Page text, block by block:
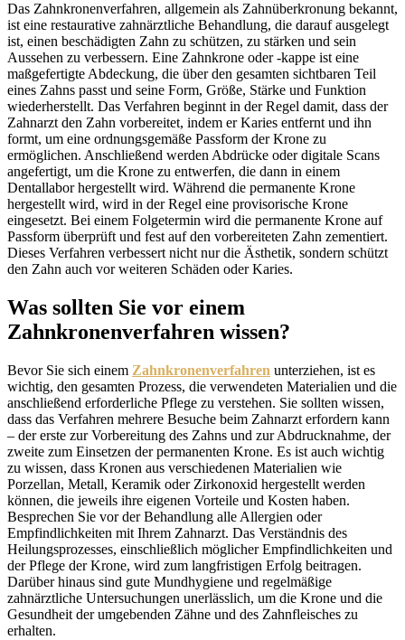
Das Zahnkronenverfahren, allgemein als Zahnüberkronung bekannt,
ist eine restaurative zahnärztliche Behandlung, die darauf ausgelegt
ist, einen beschädigten Zahn zu schützen, zu stärken und sein
Aussehen zu verbessern. Eine Zahnkrone oder -kappe ist eine
maßgefertigte Abdeckung, die über den gesamten sichtbaren Teil
eines Zahns passt und seine Form, Größe, Stärke und Funktion
wiederherstellt. Das Verfahren beginnt in der Regel damit, dass der
Zahnarzt den Zahn vorbereitet, indem er Karies entfernt und ihn
formt, um eine ordnungsgemäße Passform der Krone zu
ermöglichen. Anschließend werden Abdrücke oder digitale Scans
angefertigt, um die Krone zu entwerfen, die dann in einem
Dentallabor hergestellt wird. Während die permanente Krone
hergestellt wird, wird in der Regel eine provisorische Krone
eingesetzt. Bei einem Folgetermin wird die permanente Krone auf
Passform überprüft und fest auf den vorbereiteten Zahn zementiert.
Dieses Verfahren verbessert nicht nur die Ästhetik, sondern schützt
den Zahn auch vor weiteren Schäden oder Karies.
Was sollten Sie vor einem
Zahnkronenverfahren wissen?
Bevor Sie sich einem Zahnkronenverfahren unterziehen, ist es
wichtig, den gesamten Prozess, die verwendeten Materialien und die
anschließend erforderliche Pflege zu verstehen. Sie sollten wissen,
dass das Verfahren mehrere Besuche beim Zahnarzt erfordern kann
– der erste zur Vorbereitung des Zahns und zur Abdrucknahme, der
zweite zum Einsetzen der permanenten Krone. Es ist auch wichtig
zu wissen, dass Kronen aus verschiedenen Materialien wie
Porzellan, Metall, Keramik oder Zirkonoxid hergestellt werden
können, die jeweils ihre eigenen Vorteile und Kosten haben.
Besprechen Sie vor der Behandlung alle Allergien oder
Empfindlichkeiten mit Ihrem Zahnarzt. Das Verständnis des
Heilungsprozesses, einschließlich möglicher Empfindlichkeiten und
der Pflege der Krone, wird zum langfristigen Erfolg beitragen.
Darüber hinaus sind gute Mundhygiene und regelmäßige
zahnärztliche Untersuchungen unerlässlich, um die Krone und die
Gesundheit der umgebenden Zähne und des Zahnfleisches zu
erhalten.